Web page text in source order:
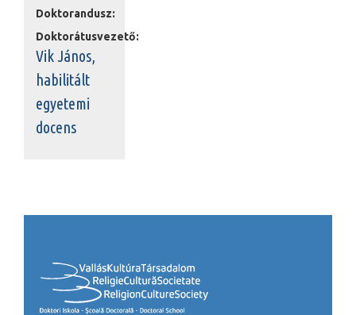
Doktorandusz:
Doktorátusvezető:
Vik János,
habilitált
egyetemi
docens